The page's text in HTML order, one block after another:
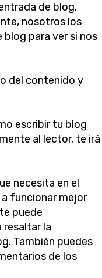
de blog.
nosotros los
blog para ver si nos
del contenido y
escribir tu blog
al lector, te irá
necesita en el
funcionar mejor
puede
la
También puedes
de los